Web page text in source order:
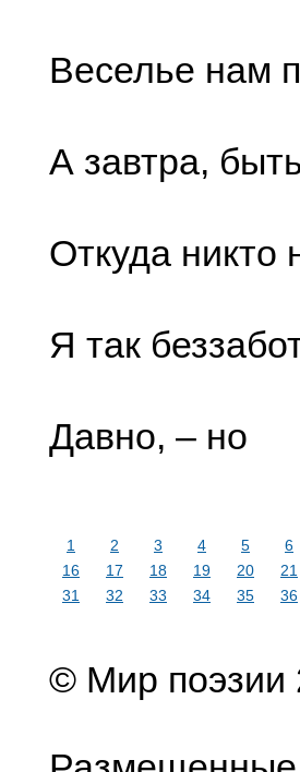
Веселье нам
А завтра,
Откуда никто
Я так
Давно, – но
1 2 3 4 5 6
16
17 18 19 20 21
31
32 33 34 35 36
© Мир